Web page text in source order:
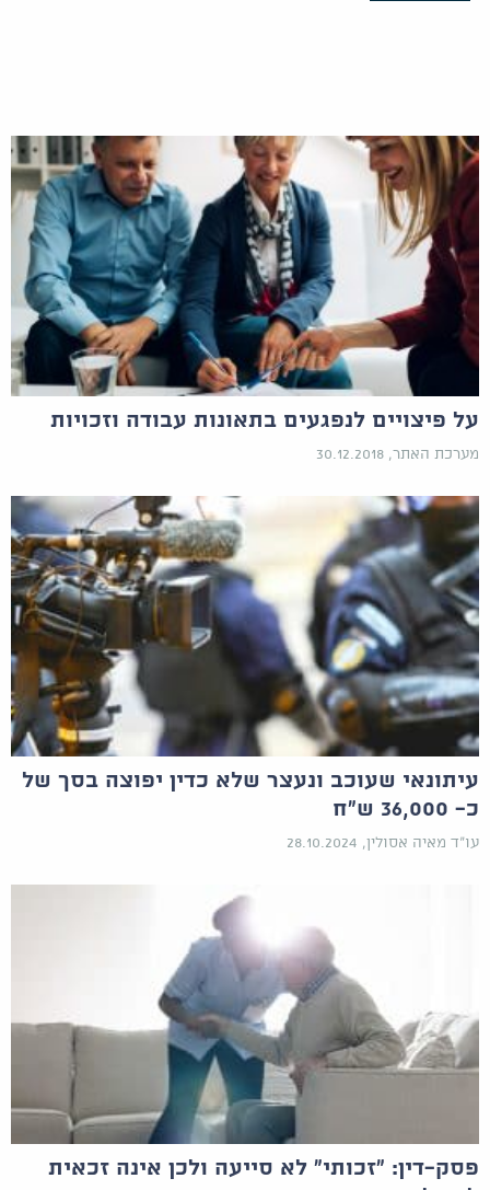
על פיצויים לנפגעים בתאונות עבודה וזכויות
מערכת האתר, 30.12.2018
עיתונאי שעוכב ונעצר שלא כדין יפוצה בסך של
כ- 36,000 ש"ח
עו"ד מאיה אסולין, 28.10.2024
פסק-דין: "זכותי" לא סייעה ולכן אינה זכאית